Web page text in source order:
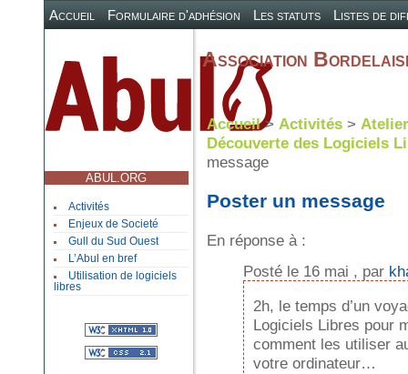
Accueil Formulaire d'adhésion Les statuts Listes de
ABUL.ORG
Activités
Enjeux de Societé
Gull du Sud Ouest
L’Abul en bref
Utilisation de logiciels
libres
Association
Accueil> Activités>
Découverte des Logiciels
message
Poster un message
En réponse à :
Posté le 16 mai , par
2h, le temps d’un
Logiciels Libres pour
comment les utiliser
votre ordinateur…